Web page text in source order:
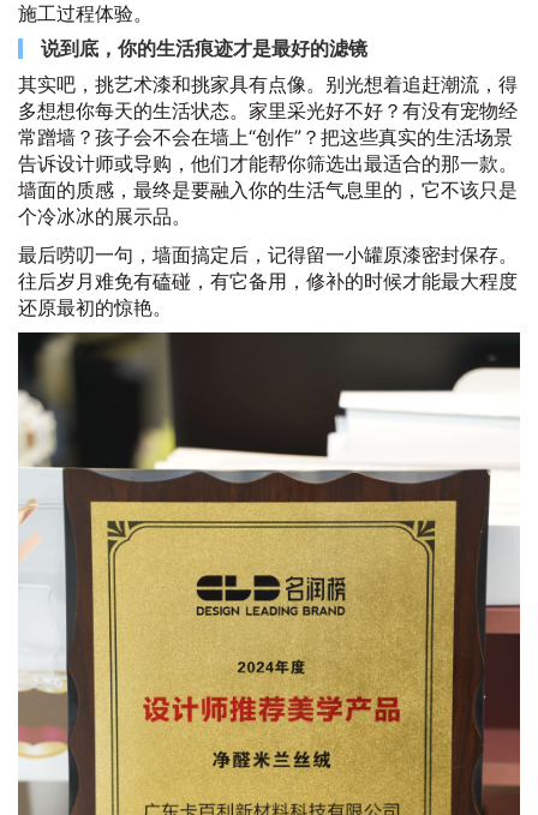
施工过程体验。
说到底，你的生活痕迹才是最好的滤镜
其实吧，挑艺术漆和挑家具有点像。别光想着追赶潮流，得
多想想你每天的生活状态。家里采光好不好？有没有宠物经
常蹭墙？孩子会不会在墙上“创作”？把这些真实的生活场景
告诉设计师或导购，他们才能帮你筛选出最适合的那一款。
墙面的质感，最终是要融入你的生活气息里的，它不该只是
个冷冰冰的展示品。
最后唠叨一句，墙面搞定后，记得留一小罐原漆密封保存。
往后岁月难免有磕碰，有它备用，修补的时候才能最大程度
还原最初的惊艳。